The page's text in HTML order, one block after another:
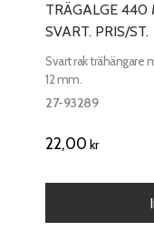
TRÄGALGE 440
SVART. PRIS/ST.
Svart rak trähängare
12 mm.
27-93289
22,00 kr